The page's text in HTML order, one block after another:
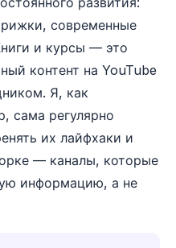
современные
и курсы — это
контент на YouTube
Я, как
сама регулярно
их лайфхаки и
— каналы, которые
информацию, а не